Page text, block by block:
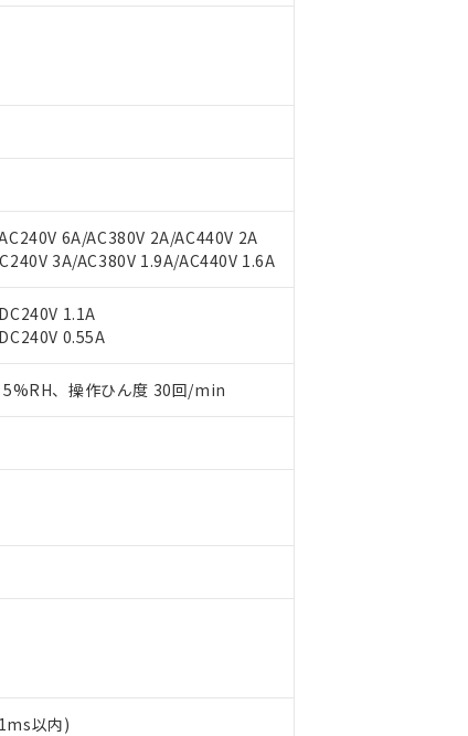
6A/AC380V 2A/AC440V 2A
3A/AC380V 1.9A/AC440V 1.6A
1.1A
0.55A
、操作ひん度 30回/min
以内)
利用ください。
商品の当社在庫状況および標準価格(税抜)を提供させていただ
本サービスの対象外となる商品もあることをご了承ください。
在庫および標準価格とは異なる場合があることをご了承くださ
様のお取引先、またはお客様担当のオムロン制御機器販売店・
点は「販売ネットワーク
」をご確認ください。
事前の承諾なく第三者に漏洩または開示しないようお願いしま
ビス）をご利用いただくには、I-Webメンバーズにご登録され
登録された部品リストについて、当社および当社の共同利用者
の共同利用に関して"
の「1.共同利用者の範囲」に記載されて
含有に対応した製品が提供可能な商品です。
有に対応した製品に切り替える予定のある商品です。
非含有に非対応の商品で、対応品を出す予定はありません。
物質有無と関係のない商品です。
たものが、含有品と判明した場合などやむを得ず変更すること
ミウム(Cd) 100ppm以下、
類(PBB) 1000ppm以下、ポリ臭化ジフェニルエーテル類(PBDE) 1000ppm以下、
適用除外項目は除く。
図的な使用がないことを確認しています。
が前後することがあります。
ができます。
もので、過去に遡って非含有を証明するものではありません。
質の対応では、対応完了までの期間は出荷製品に未対応品が
おりました。
い合わせください。
ム) : 100ppm、
ル類) : 1000ppm、 PBDEs(ポリ臭化ジフェニルエーテル類) : 1000ppm、
イソブチル) : 1000ppm、 BBP(フタル酸ブチルベンジル) : 1000ppm、
準値以下であることを示します。
が外部に漏えいし、環境に深刻な影響を及ぼさない年数を意
為替および外国貿易法に定める商品（以下｢規制貨物等」とい
合は、日本国政府の輸出許可(または役務取引許可)を取得する
全に破砕するなど、違法に輸出されないよう必要な手段を講じ
、化学兵器、生物兵器またはその他武器並びにこれらの製造装
場合は、上記1、2および3の内容を当該第三者に通知します。
る関係者が違法に輸出するおそれがある場合は、取り引きをい
は、お客様のお取引先、またはお客様担当のオムロン制御
ください)
報を公開していない機種